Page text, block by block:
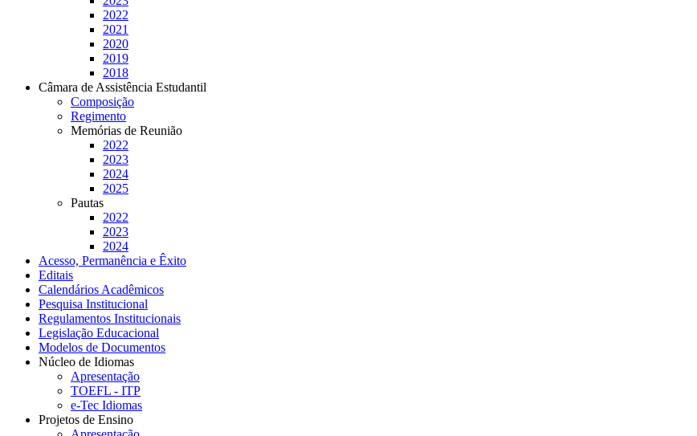
2022
2021
2020
2019
2018
Câmara de Assistência Estudantil
Composição
Regimento
Memórias de Reunião
2022
2023
2024
2025
Pautas
2022
2023
2024
Acesso, Permanência e Êxito
Editais
Calendários Acadêmicos
Pesquisa Institucional
Regulamentos Institucionais
Legislação Educacional
Modelos de Documentos
Núcleo de Idiomas
Apresentação
TOEFL - ITP
e-Tec Idiomas
Projetos de Ensino